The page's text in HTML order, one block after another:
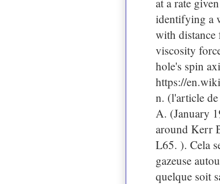
identifying a
with
viscosity
hole's spin
https://
n. (l'article de
A. (January
around Kerr
L65. ). Cela
gazeuse
quelque soit